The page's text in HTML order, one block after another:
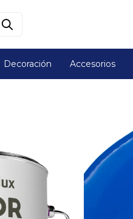
Decoración Accesorios